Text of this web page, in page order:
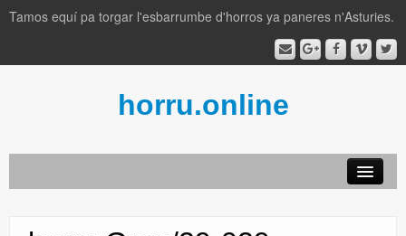
Tamos equí pa torgar l'esbarrumbe d'horros ya paneres n'Asturies.
horru.online